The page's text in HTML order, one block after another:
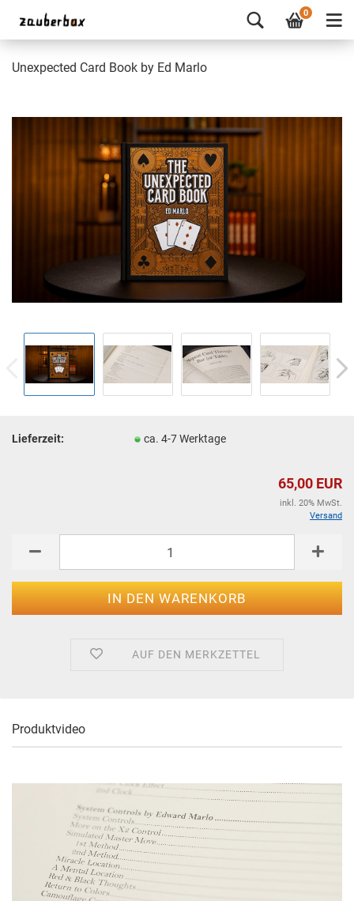
0
Unexpected Card Book by Ed Marlo
Lieferzeit: ca. 4-7 Werktage
65,00 EUR
inkl. 20% MwSt.
Versand
AUF DEN MERKZETTEL
Produktvideo